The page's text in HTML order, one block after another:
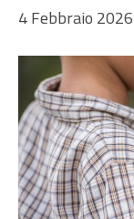
4 Febbraio